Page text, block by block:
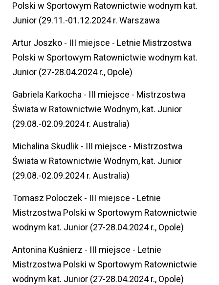
Polski w Sportowym Ratownictwie wodnym kat.
Junior (29.11.-01.12.2024 r. Warszawa
Artur Joszko - III miejsce - Letnie Mistrzostwa
Polski w Sportowym Ratownictwie wodnym kat.
Junior (27-28.04.2024 r., Opole)
Gabriela Karkocha - III miejsce - Mistrzostwa
Świata w Ratownictwie Wodnym, kat. Junior
(29.08.-02.09.2024 r. Australia)
Michalina Skudlik - III miejsce - Mistrzostwa
Świata w Ratownictwie Wodnym, kat. Junior
(29.08.-02.09.2024 r. Australia)
Tomasz Poloczek - III miejsce - Letnie
Mistrzostwa Polski w Sportowym Ratownictwie
wodnym kat. Junior (27-28.04.2024 r., Opole)
Antonina Kuśnierz - III miejsce - Letnie
Mistrzostwa Polski w Sportowym Ratownictwie
wodnym kat. Junior (27-28.04.2024 r., Opole)